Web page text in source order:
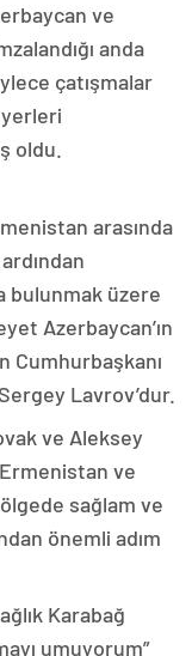
ve
anda
çatışmalar
oldu.
arasında
bulunmak üzere
Azerbaycan’ın
Cumhurbaşkanı
Lavrov’dur.
ve Aleksey
ve
sağlam ve
önemli adım
Karabağ
umuyorum”